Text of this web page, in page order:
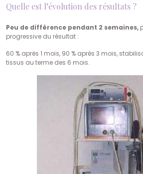
Quelle est l’évolution des résultats ?
Peu de différence pendant 2 semaines,
progressive du résultat :
60 % après 1 mois, 90 % après 3 mois,
tissus au terme des 6 mois.